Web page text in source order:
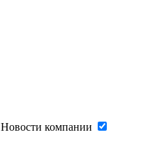
Новости компании